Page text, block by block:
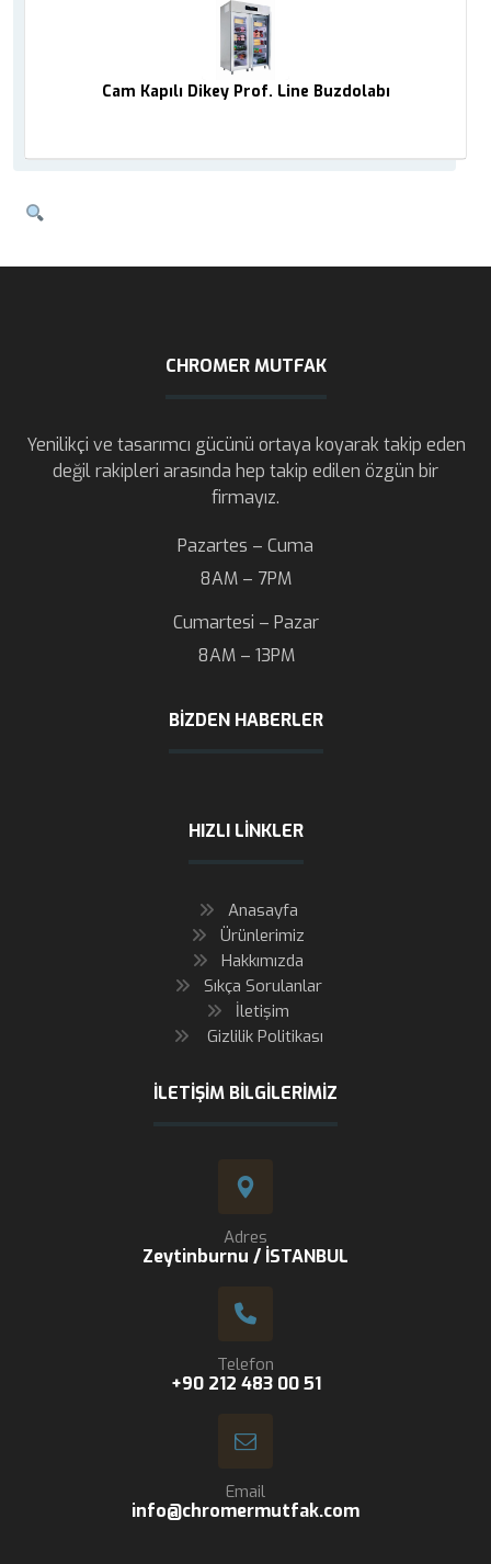
Cam Kapılı Dikey Prof. Line Buzdolabı
CHROMER MUTFAK
Yenilikçi ve tasarımcı gücünü ortaya koyarak takip eden
değil rakipleri arasında hep takip edilen özgün bir
firmayız.
Pazartes – Cuma
8AM – 7PM
Cumartesi – Pazar
8AM – 13PM
BIZDEN HABERLER
HIZLI LINKLER
Anasayfa
Ürünlerimiz
Hakkımızda
Sıkça Sorulanlar
İletişim
Gizlilik Politikası
İLETIŞIM BILGILERIMIZ
Adres
Zeytinburnu / İSTANBUL
Telefon
+90 212 483 00 51
Email
info@chromermutfak.com